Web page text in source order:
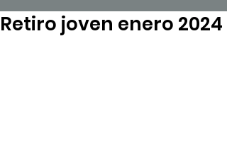
Retiro joven enero 2024